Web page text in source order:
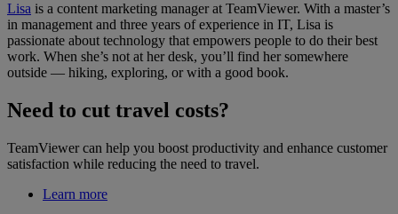
Lisa is a content marketing manager at TeamViewer. With a master’s
in management and three years of experience in IT, Lisa is
passionate about technology that empowers people to do their best
work. When she’s not at her desk, you’ll find her somewhere
outside — hiking, exploring, or with a good book.
Need to cut travel costs?
TeamViewer can help you boost productivity and enhance customer
satisfaction while reducing the need to travel.
Learn more